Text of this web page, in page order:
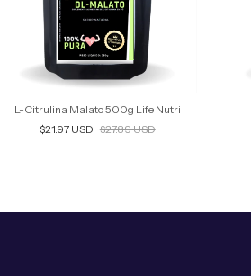
L-Citrulina Malato 500g Life Nutri
$21.97 USD $27.89 USD